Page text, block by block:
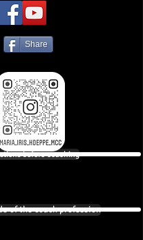
Share
before coaching
of the coach profession